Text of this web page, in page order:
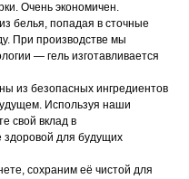
Очень экономичен.
белья, попадая в сточные
При производстве мы
— гель изготавливается
из безопасных ингредиентов
Используя наши
свой вклад в
для будущих
сохраним её чистой для